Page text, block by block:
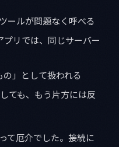
ールが問題なく呼べる
リでは、同じサーバー
」として扱われる
ても、もう片方には反
て厄介でした。接続に